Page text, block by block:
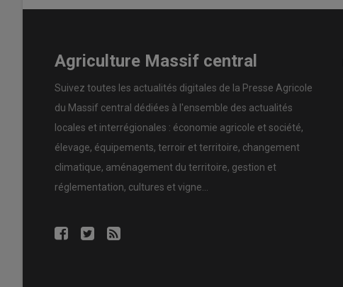
Agriculture Massif central
Suivez toutes les actualités digitales de la Presse Agricole
du Massif central dédiées à l'ensemble des actualités
locales et interrégionales : économie agricole et société,
élevage, équipements, terroir et territoire, changement
climatique, aménagement du territoire, gestion et
réglementation, cultures et vigne...